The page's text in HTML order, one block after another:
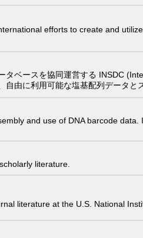
efforts to create and
タベースを協同運営する INSDC
由に利用可能な塩基配列データと
and use of DNA barcode
literature.
literature at the U.S. National